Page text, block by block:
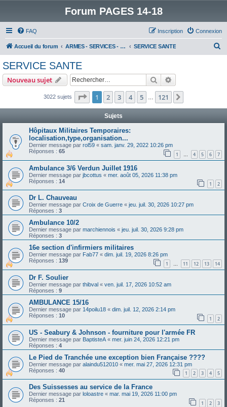
Forum PAGES 14-18
FAQ Connexion
Inscription
Accueil du forum ARMES - SERVICES - UNITES : historiques & discussions SERVICE SANTE
SERVICE SANTE
Nouveau sujet Rechercher
3022 sujets Page 1sur121
1 2 3 4 5 121
Sujets
Hôpitaux Militaires Temporaires:
localisation,type,organisation...
Dernier message par rol59 « sam. janv. 29, 2022 10:26 pm
Réponses : 65 1 … 4 5 6 7
Ambulance 3/6 Verdun Juillet 1916
Dernier message par jbcottus « mer. août 05, 2026 11:38 pm
Réponses : 14 1 2
Dr L. Chauveau
Dernier message par Croix de Guerre « jeu. juil. 30, 2026 10:27 pm
Réponses : 3
Ambulance 10/2
Dernier message par marchiennois « jeu. juil. 30, 2026 9:28 pm
Réponses : 3
16e section d'infirmiers militaires
Dernier message par Fab77 « dim. juil. 19, 2026 8:26 pm
Réponses : 139 1 … 11 12 13 14
Dr F. Soulier
Dernier message par thibval « ven. juil. 17, 2026 10:52 am
Réponses : 9
AMBULANCE 15/16
Dernier message par 14poilu18 « dim. juil. 12, 2026 2:14 pm
Réponses : 10 1 2
US - Seabury & Johnson - fourniture pour l'armée FR
Dernier message par BaptisteA « mer. juin 24, 2026 12:21 pm
Réponses : 4
Le Pied de Tranchée une exception bien Française ????
Dernier message par alaindu512010 « mer. mai 27, 2026 12:31 pm
Réponses : 40 1 2 3 4 5
Des Suissesses au service de la France
Dernier message par loloastre « mar. mai 19, 2026 11:00 pm
Réponses : 21 1 2 3